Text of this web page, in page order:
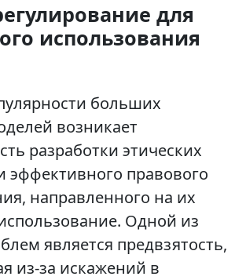
для
использования
больших
возникает
разработки этических
эффективного правового
направленного на их
Одной из
является предвзятость,
из-за искажений в